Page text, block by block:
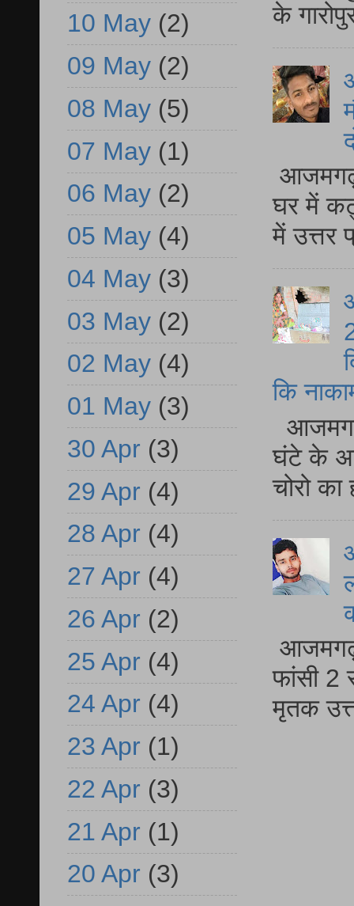
के
घर में
में
कि
घंटे के
चोरो
आजमगढ़
फांसी 2
मृतक
10 May (2)
09 May (2)
08 May (5)
07 May (1)
06 May (2)
05 May (4)
04 May (3)
03 May (2)
02 May (4)
01 May (3)
30 Apr (3)
29 Apr (4)
28 Apr (4)
27 Apr (4)
26 Apr (2)
25 Apr (4)
24 Apr (4)
23 Apr (1)
22 Apr (3)
21 Apr (1)
20 Apr (3)